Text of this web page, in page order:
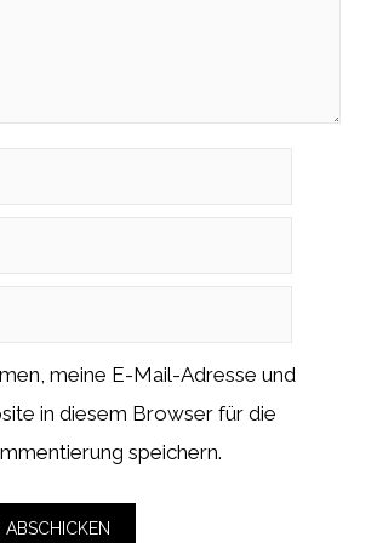
meine E-Mail-Adresse und
in diesem Browser für die
speichern.